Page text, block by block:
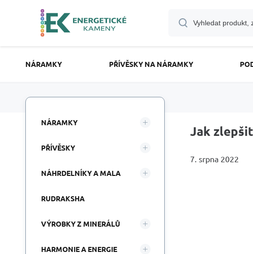
NÁRAMKY PŘÍVĚSKY NA NÁRAMKY
NÁRAMKY
PŘÍVĚSKY
NÁHRDELNÍKY A MALA
RUDRAKSHA
VÝROBKY Z MINERÁLŮ
HARMONIE A ENERGIE
Jak
7. srpna 2022